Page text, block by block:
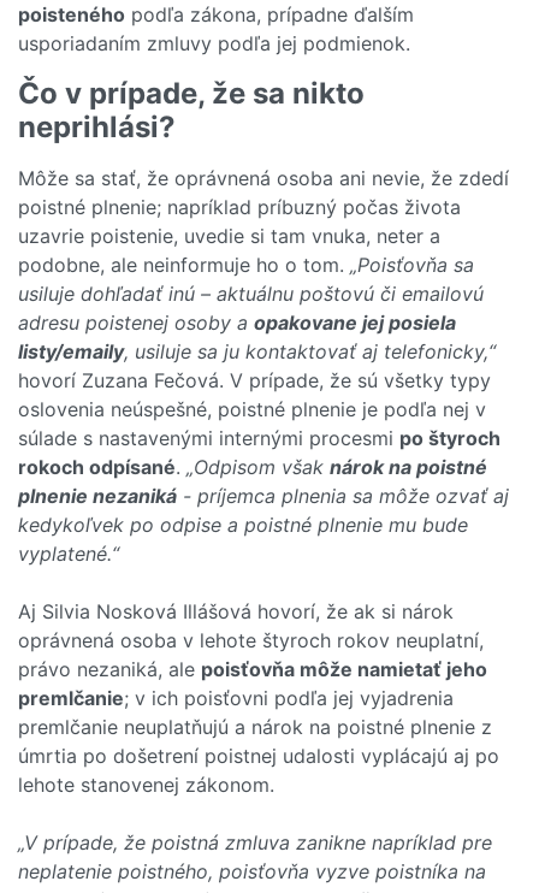
poisteného podľa zákona, prípadne ďalším
usporiadaním zmluvy podľa jej podmienok.
Čo v prípade, že sa nikto
neprihlási?
Môže sa stať, že oprávnená osoba ani nevie, že zdedí
poistné plnenie; napríklad príbuzný počas života
uzavrie poistenie, uvedie si tam vnuka, neter a
podobne, ale neinformuje ho o tom. „Poisťovňa sa
usiluje dohľadať inú – aktuálnu poštovú či emailovú
adresu poistenej osoby a opakovane jej posiela
listy/emaily, usiluje sa ju kontaktovať aj telefonicky,“
hovorí Zuzana Fečová. V prípade, že sú všetky typy
oslovenia neúspešné, poistné plnenie je podľa nej v
súlade s nastavenými internými procesmi po štyroch
rokoch odpísané. „Odpisom však nárok na poistné
plnenie nezaniká - príjemca plnenia sa môže ozvať aj
kedykoľvek po odpise a poistné plnenie mu bude
vyplatené.“
Aj Silvia Nosková Illášová hovorí, že ak si nárok
oprávnená osoba v lehote štyroch rokov neuplatní,
právo nezaniká, ale poisťovňa môže namietať jeho
premlčanie; v ich poisťovni podľa jej vyjadrenia
premlčanie neuplatňujú a nárok na poistné plnenie z
úmrtia po došetrení poistnej udalosti vyplácajú aj po
lehote stanovenej zákonom.
„V prípade, že poistná zmluva zanikne napríklad pre
neplatenie poistného, poisťovňa vyzve poistníka na